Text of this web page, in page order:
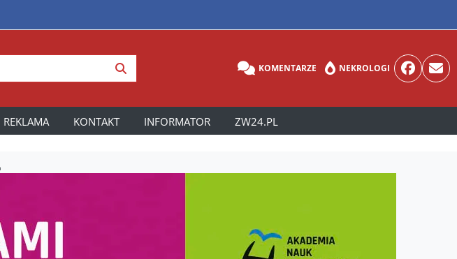
KOMENTARZE NEKROLOGI
REKLAMA KONTAKT INFORMATOR ZW24.PL